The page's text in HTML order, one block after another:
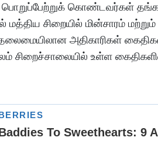
கொண்டவர்கள்
சிறையில் மின்சாரம்
அதிகாரிகள்
சிறைச்சாலையில் உள்ள